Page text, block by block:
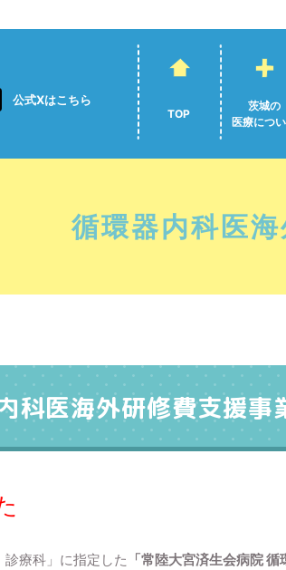
公式Xはこちら
TOP
茨城の
医療につ
循環器内科医
科医海外研修費支援事
療科」に指定した 「常陸大宮済生会病院 循